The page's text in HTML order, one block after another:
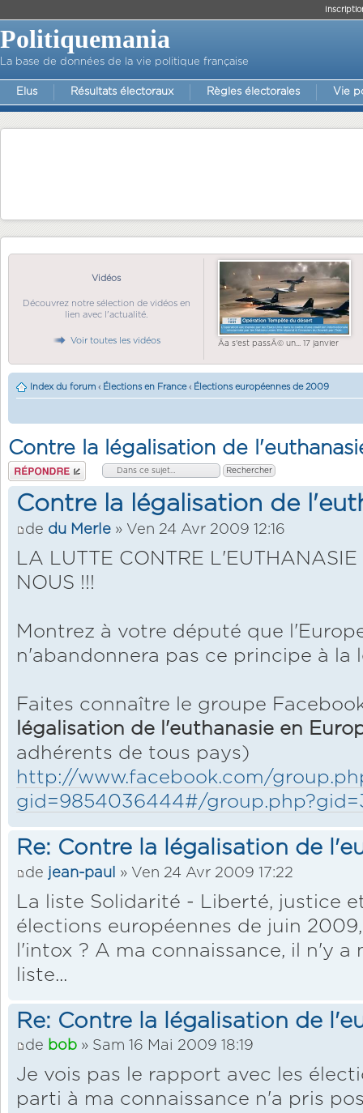
Politiquemania
La base de données de la vie politique française
Elus Résultats électoraux Règles électorales Vie
Vidéos
Découvrez notre sélection de vidéos en
lien avec l'actualité.
Voir toutes les vidéos Ãa s'est passÃ© un... 17 janvier
Index du forum ‹ Élections en France ‹ Élections européennes de 2009
Contre la légalisation de
Répondre
Contre la légalisation de
de du Merle » Ven 24 Avr 2009 12:16
LA LUTTE CONTRE
NOUS !!!
Montrez à votre député que
n'abandonnera pas ce principe à la
Faites connaître le groupe
légalisation de l'euthanasie en
adhérents de tous pays)
http://www.facebook.com/
gid=9854036444#/
Re: Contre la légalisation de
de jean-paul » Ven 24 Avr 2009 17:22
La liste Solidarité - Liberté, justice
élections européennes de juin
l'intox ? A ma connaissance, il n'y
liste...
Re: Contre la légalisation de
de bob » Sam 16 Mai 2009 18:19
Je vois pas le rapport avec les
parti à ma connaissance n'a pris